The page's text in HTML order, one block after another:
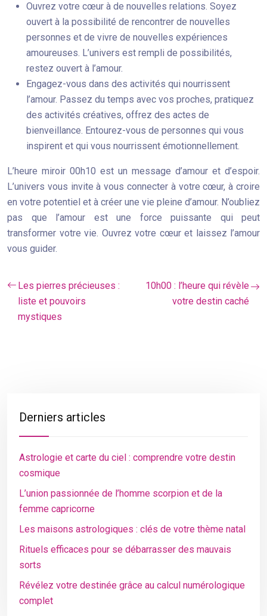
Ouvrez votre cœur à de nouvelles relations. Soyez
ouvert à la possibilité de rencontrer de nouvelles
personnes et de vivre de nouvelles expériences
amoureuses. L’univers est rempli de possibilités,
restez ouvert à l’amour.
Engagez-vous dans des activités qui nourrissent
l’amour. Passez du temps avec vos proches, pratiquez
des activités créatives, offrez des actes de
bienveillance. Entourez-vous de personnes qui vous
inspirent et qui vous nourrissent émotionnellement.
L’heure miroir 00h10 est un message d’amour et d’espoir.
L’univers vous invite à vous connecter à votre cœur, à croire
en votre potentiel et à créer une vie pleine d’amour. N’oubliez
pas que l’amour est une force puissante qui peut
transformer votre vie. Ouvrez votre cœur et laissez l’amour
vous guider.
Les pierres précieuses :
liste et pouvoirs
mystiques
10h00 : l’heure qui révèle
votre destin caché
Derniers articles
Astrologie et carte du ciel : comprendre votre destin
cosmique
L’union passionnée de l’homme scorpion et de la
femme capricorne
Les maisons astrologiques : clés de votre thème natal
Rituels efficaces pour se débarrasser des mauvais
sorts
Révélez votre destinée grâce au calcul numérologique
complet